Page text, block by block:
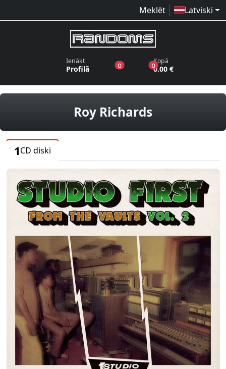
Meklēt Latviski
Ienākt
Profilā 0produkti vēlmju sarakstā
0produkti grozā
Kopā
0.00 €
Roy RichardsCD diski
1CD diski